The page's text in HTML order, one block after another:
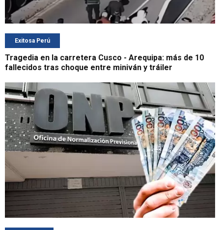
Exitosa Perú
Tragedia en la carretera Cusco - Arequipa: más de 10
fallecidos tras choque entre miniván y tráiler